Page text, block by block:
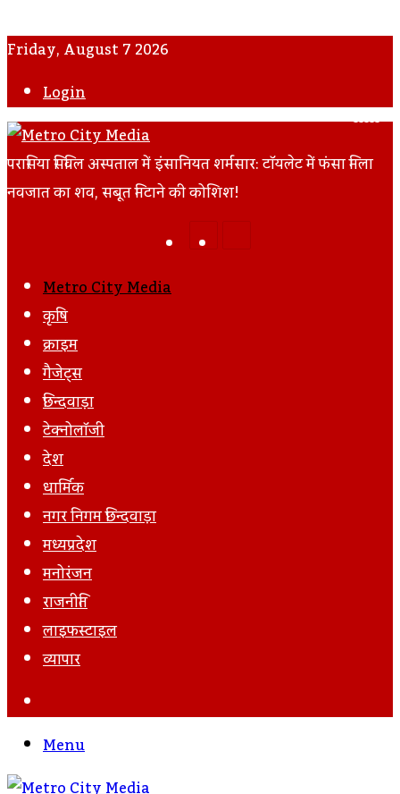
Friday, August 7 2026
Login
परासिया सिविल अस्पताल में इंसानियत शर्मसार: टॉयलेट में फंसा मिला
नवजात का शव, सबूत मिटाने की कोशिश!
EmailMetro City Media
कृषि
क्राइम
गैजेट्स
छिन्दवाड़ा
टेक्नोलॉजी
देश
धार्मिक
नगर निगम छिन्दवाड़ा
मध्यप्रदेश
मनोरंजन
राजनीति
लाइफस्टाइल
व्यापार
Menu